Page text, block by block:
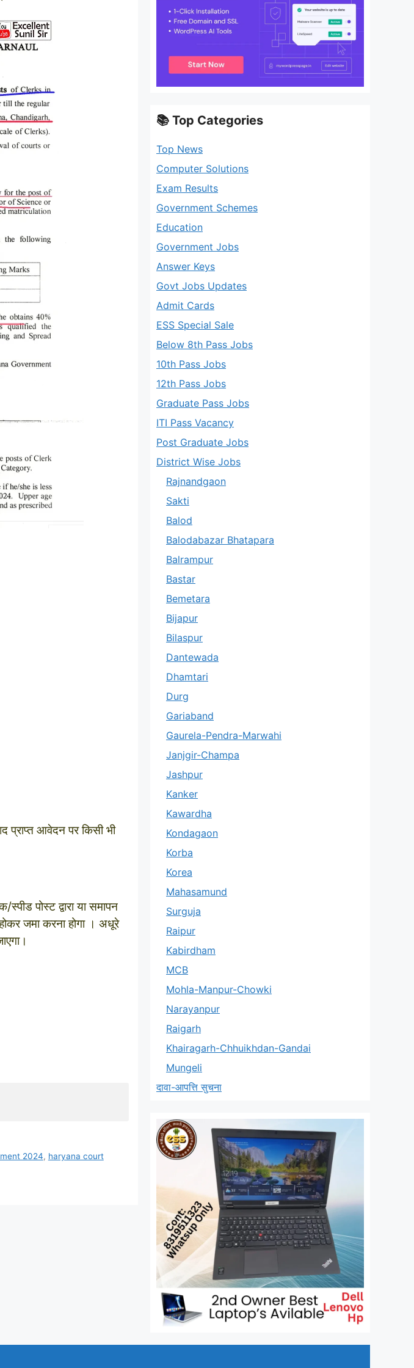
आवेदन पर किसी भी
पोस्‍ट द्वारा या समापन
जमा करना होगा । अधूरे
2024, haryana court
📚 Top Categories
Top News
Computer Solutions
Exam Results
Government Schemes
Education
Government Jobs
Answer Keys
Govt Jobs Updates
Admit Cards
ESS Special Sale
Below 8th Pass Jobs
10th Pass Jobs
12th Pass Jobs
Graduate Pass Jobs
ITI Pass Vacancy
Post Graduate Jobs
District Wise Jobs
Rajnandgaon
Sakti
Balod
Balodabazar Bhatapara
Balrampur
Bastar
Bemetara
Bijapur
Bilaspur
Dantewada
Dhamtari
Durg
Gariaband
Gaurela-Pendra-Marwahi
Janjgir-Champa
Jashpur
Kanker
Kawardha
Kondagaon
Korba
Korea
Mahasamund
Surguja
Raipur
Kabirdham
MCB
Mohla-Manpur-Chowki
Narayanpur
Raigarh
Khairagarh-Chhuikhdan-Gandai
Mungeli
दावा-आपत्ति सुचना